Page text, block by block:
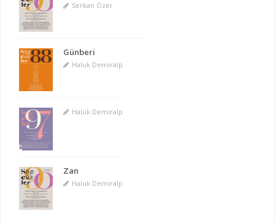
Serkan Özer
Günberi
Haluk Demiralp
Haluk Demiralp
Zan
Haluk Demiralp